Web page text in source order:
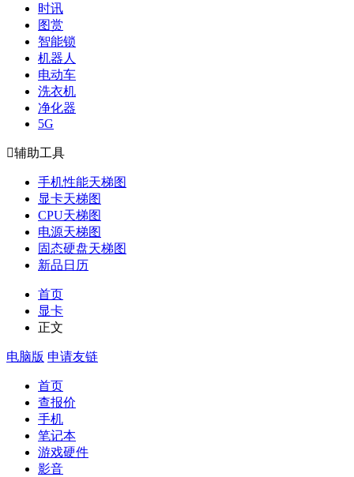
时讯
图赏
智能锁
机器人
电动车
洗衣机
净化器
5G
辅助工具
手机性能天梯图
显卡天梯图
CPU天梯图
电源天梯图
固态硬盘天梯图
新品日历
首页
显卡
正文
电脑版 申请友链
首页
查报价
手机
笔记本
游戏硬件
影音